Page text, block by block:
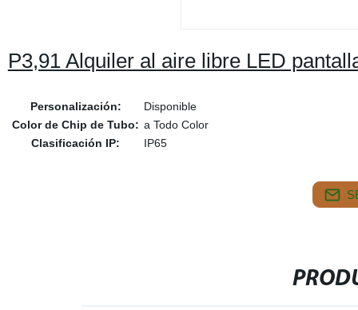
P3,91 Alquiler al aire libre LED
Personalización:
Disponible
Color de Chip de Tubo: a Todo Color
Clasificación IP:
IP65